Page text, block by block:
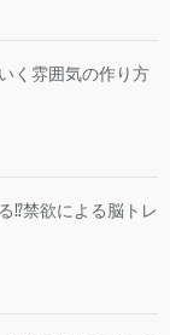
く雰囲気の作り方
⁉︎禁欲による脳トレ